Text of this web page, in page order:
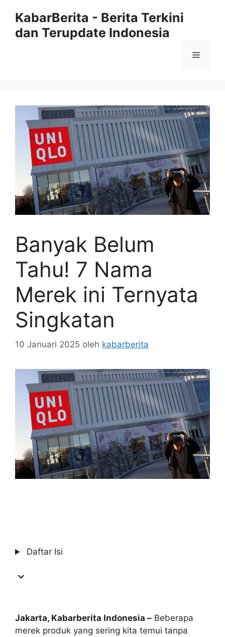
KabarBerita - Berita Terkini
dan Terupdate Indonesia
Menu
Banyak Belum
Tahu! 7 Nama
Merek ini Ternyata
Singkatan
10 Januari 2025 oleh kabarberita
Daftar Isi
Jakarta, Kabarberita Indonesia – Beberapa
merek produk yang sering kita temui tanpa